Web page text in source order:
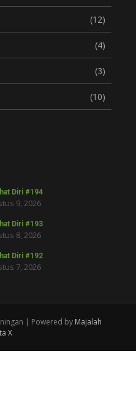
(12)
(4)
(3)
(10)
Diri #194
9, 2026
Diri #193
8, 2026
Diri #192
7, 2026
| Powered by Majalah
X